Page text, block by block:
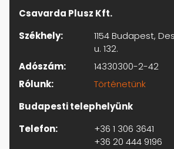
Csavarda Plusz Kft.
Székhely:
1154 Budapest,
u. 132.
Adószám:
14330300-2-42
Rólunk:
Történetünk
Budapesti telephelyünk
Telefon:
+36 1 306 3641
+36 20 444 9196